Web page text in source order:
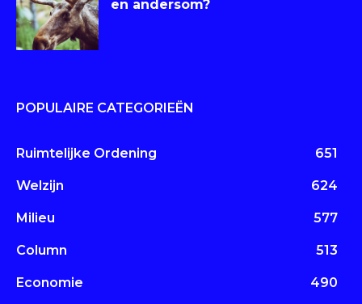
en andersom?
POPULAIRE CATEGORIEËN
Ruimtelijke Ordening 651
Welzijn 624
Milieu 577
Column 513
Economie 490